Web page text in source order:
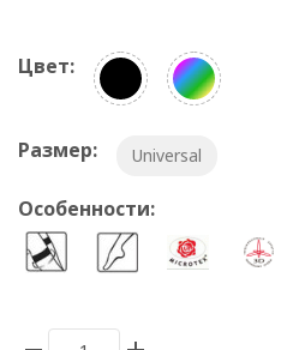
Цвет:
Размер: Universal
Особенности: